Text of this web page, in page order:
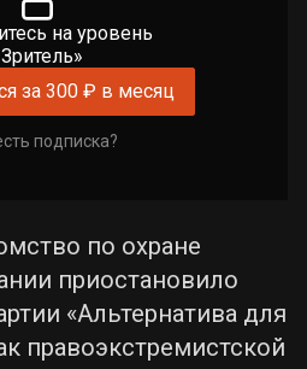
на уровень
за 300 ₽ в месяц
подписка?
по охране
приостановило
«Альтернатива для
правоэкстремистской